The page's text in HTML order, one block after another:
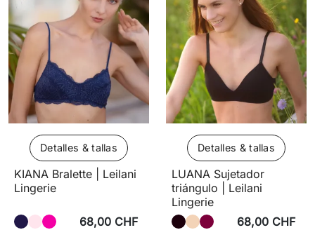
Detalles & tallas
KIANA Bralette | Leilani
Lingerie
68,00 CHF
Detalles & tallas
LUANA Sujetador
triángulo | Leilani
Lingerie
68,00 CHF